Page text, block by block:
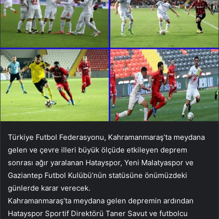
Türkiye Futbol Federasyonu, Kahramanmaraş’ta meydana
gelen ve çevre illeri büyük ölçüde etkileyen deprem
sonrası ağır yaralanan Hatayspor, Yeni Malatyaspor ve
Gaziantep Futbol Kulübü’nün statüsüne önümüzdeki
günlerde karar verecek.
Kahramanmaraş’ta meydana gelen depremin ardından
Hatayspor Sportif Direktörü Taner Savut ve futbolcu